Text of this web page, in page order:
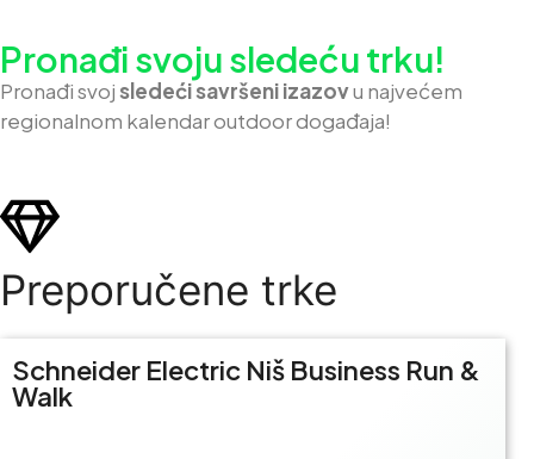
Pronađi svoju sledeću trku!
Pronađi svojsledeći savršeni izazovu najvećem
regionalnom kalendar outdoor događaja!
Preporučene trke
Schneider Electric Niš Business Run &
Walk